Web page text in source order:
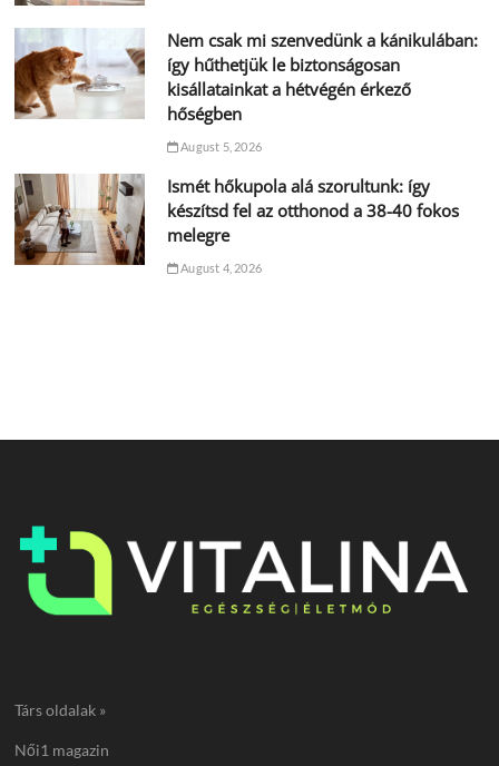
Nem csak mi szenvedünk a kánikulában:
így hűthetjük le biztonságosan
kisállatainkat a hétvégén érkező
hőségben
August 5, 2026
Ismét hőkupola alá szorultunk: így
készítsd fel az otthonod a 38-40 fokos
melegre
August 4, 2026
Társ oldalak »
Női1 magazin